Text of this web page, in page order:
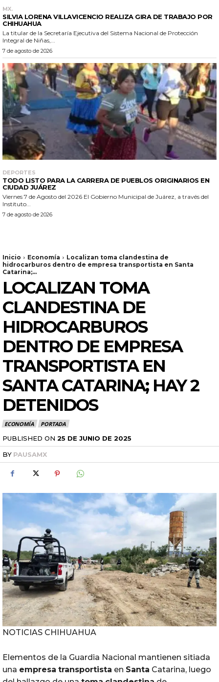
MX.
SILVIA LORENA VILLAVICENCIO REALIZA GIRA DE TRABAJO POR
CHIHUAHUA
La titular de la Secretaría Ejecutiva del Sistema Nacional de Protección
Integral de Niñas,...
7 de agosto de 2026
DEPORTES
TODO LISTO PARA LA CARRERA DE PUEBLOS ORIGINARIOS EN
CIUDAD JUÁREZ
Viernes 7 de Agosto del 2026 El Gobierno Municipal de Juárez, a través del
Instituto...
7 de agosto de 2026